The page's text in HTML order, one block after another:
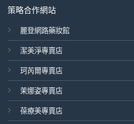
策略合作網站
麗登網路藥妝館
潔美淨專賣店
珂芮爾專賣店
茉娜姿專賣店
葆療美專賣店